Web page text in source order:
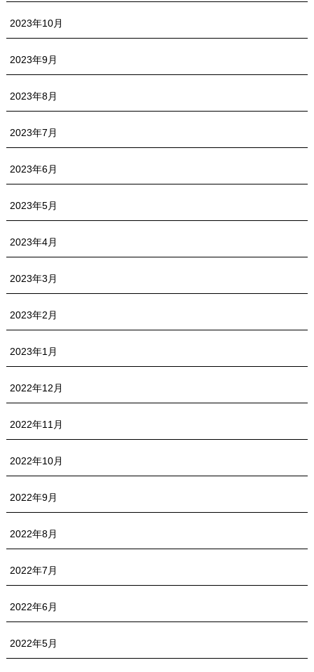
2023年10月
2023年9月
2023年8月
2023年7月
2023年6月
2023年5月
2023年4月
2023年3月
2023年2月
2023年1月
2022年12月
2022年11月
2022年10月
2022年9月
2022年8月
2022年7月
2022年6月
2022年5月